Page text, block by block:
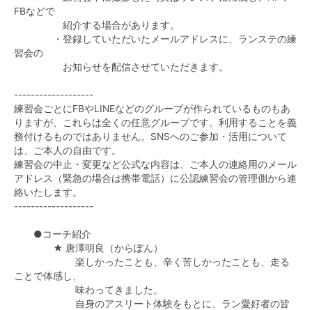
FBなどで
紹介する場合があります。
・登録していただいたメールアドレスに、ランステの練
習会の
お知らせを配信させていただきます。
-------------------
練習会ごとにFBやLINEなどのグループが作られているものもあ
りますが、これらは全くの任意グループです。利用することを義
務付けるものではありません。SNSへのご参加・活用について
は、ご本人の自由です。
練習会の中止・変更など公式な内容は、ご本人の連絡用のメール
アドレス（緊急の場合は携帯電話）に公認練習会の管理側から連
絡いたします。
-------------------
●コーチ紹介
★ 唐澤明良（からぽん）
楽しかったことも、辛く苦しかったことも、走る
ことで体感し、
味わってきました。
自身のアスリート体験をもとに、ラン愛好者の皆